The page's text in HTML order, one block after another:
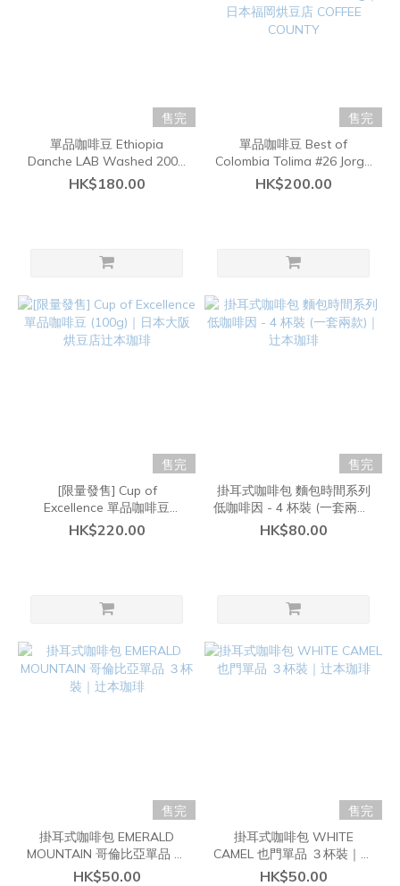
售完
單品咖啡豆 Ethiopia
Danche LAB Washed 200g
｜日本福岡烘豆店 COFFEE
COUNTY
HK$180.00
售完
單品咖啡豆 Best of
Colombia Tolima #26 Jorge
Elias Geisha Washed 200g
｜日本福岡烘豆店 COFFEE
HK$200.00
售完
[限量發售] Cup of
Excellence 單品咖啡豆
(100g)｜日本大阪烘豆店辻
本珈琲
HK$220.00
售完
掛耳式咖啡包 麵包時間系列
低咖啡因 - 4 杯裝 (一套兩款)
｜辻本珈琲
HK$80.00
售完
掛耳式咖啡包 EMERALD
MOUNTAIN 哥倫比亞單品 ３
杯裝｜辻本珈琲
HK$50.00
售完
掛耳式咖啡包 WHITE
CAMEL 也門單品 ３杯裝｜辻
本珈琲
HK$50.00